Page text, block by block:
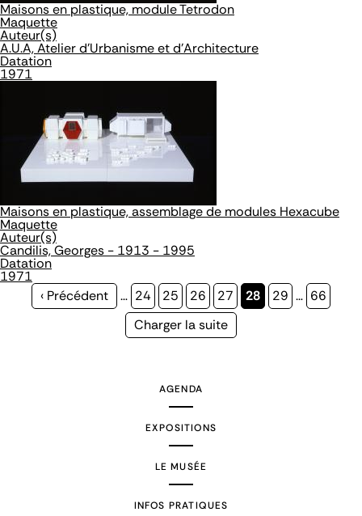
Maisons en plastique, module Tetrodon
Maquette
Auteur(s)
A.U.A, Atelier d'Urbanisme et d'Architecture
Datation
1971
Maisons en plastique, assemblage de modules Hexacube
Maquette
Auteur(s)
Candilis, Georges - 1913 - 1995
Datation
1971
Page
‹ Précédent … Page
24 Page
25 Page
26 Page
27
Page
28 Page
29 … Page
66
Page
Charger la suite
AGENDA
EXPOSITIONS
LE MUSÉE
INFOS PRATIQUES